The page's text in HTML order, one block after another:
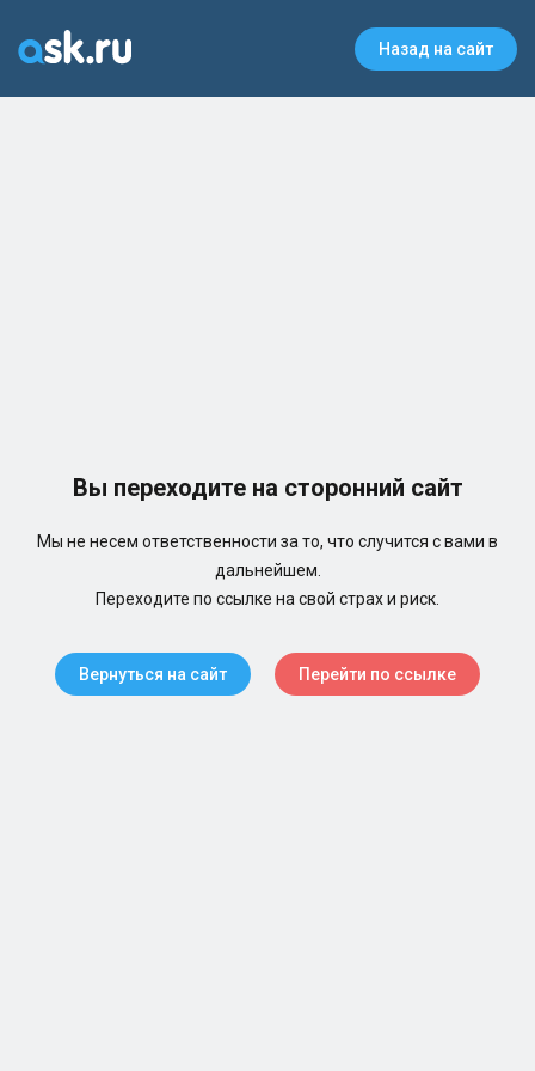
Назад на сайт
Вы переходите на сторонний сайт
Мы не несем ответственности за то, что случится с вами в
дальнейшем.
Переходите по ссылке на свой страх и риск.
Вернуться на сайт Перейти по ссылке